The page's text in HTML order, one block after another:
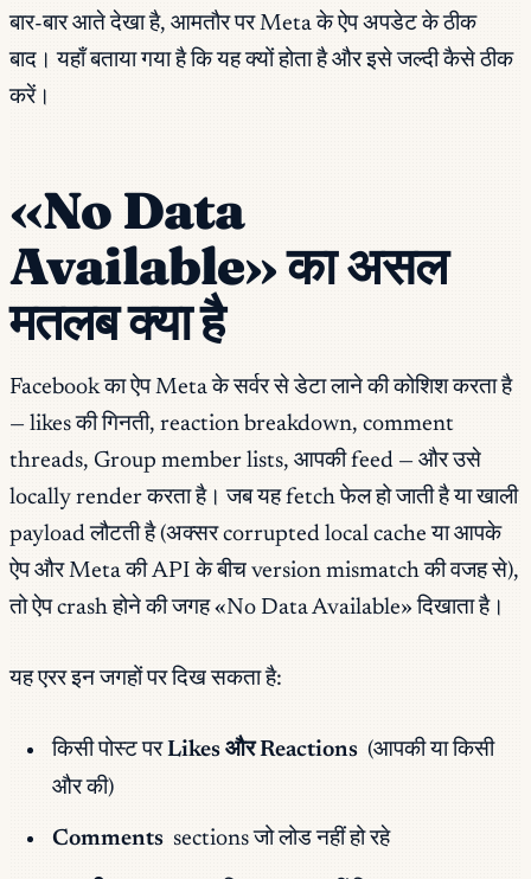
बार-बार आते देखा है, आमतौर पर Meta के ऐप अपडेट के ठीक
बाद। यहाँ बताया गया है कि यह क्यों होता है और इसे जल्दी कैसे ठीक
करें।
«No Data
Available» का असल
मतलब क्या है
Facebook का ऐप Meta के सर्वर से डेटा लाने की कोशिश करता है
— likes की गिनती, reaction breakdown, comment
threads, Group member lists, आपकी feed — और उसे
locally render करता है। जब यह fetch फेल हो जाती है या खाली
payload लौटती है (अक्सर corrupted local cache या आपके
ऐप और Meta की API के बीच version mismatch की वजह से),
तो ऐप crash होने की जगह «No Data Available» दिखाता है।
यह एरर इन जगहों पर दिख सकता है:
किसी पोस्ट परLikes और Reactions (आपकी या किसी
और की)
Comments sections जो लोड नहीं हो रहे